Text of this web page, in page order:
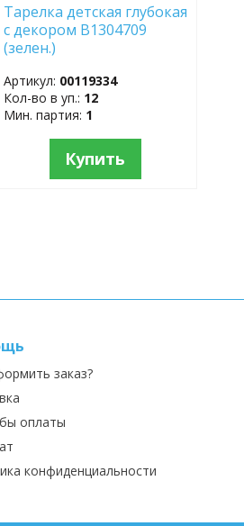
Тарелка детская глубокая
с декором B1304709
(зелен.)
Артикул: 00119334
Кол-во в уп.: 12
Мин. партия: 1
Купить
заказ?
оплаты
конфиденциальности